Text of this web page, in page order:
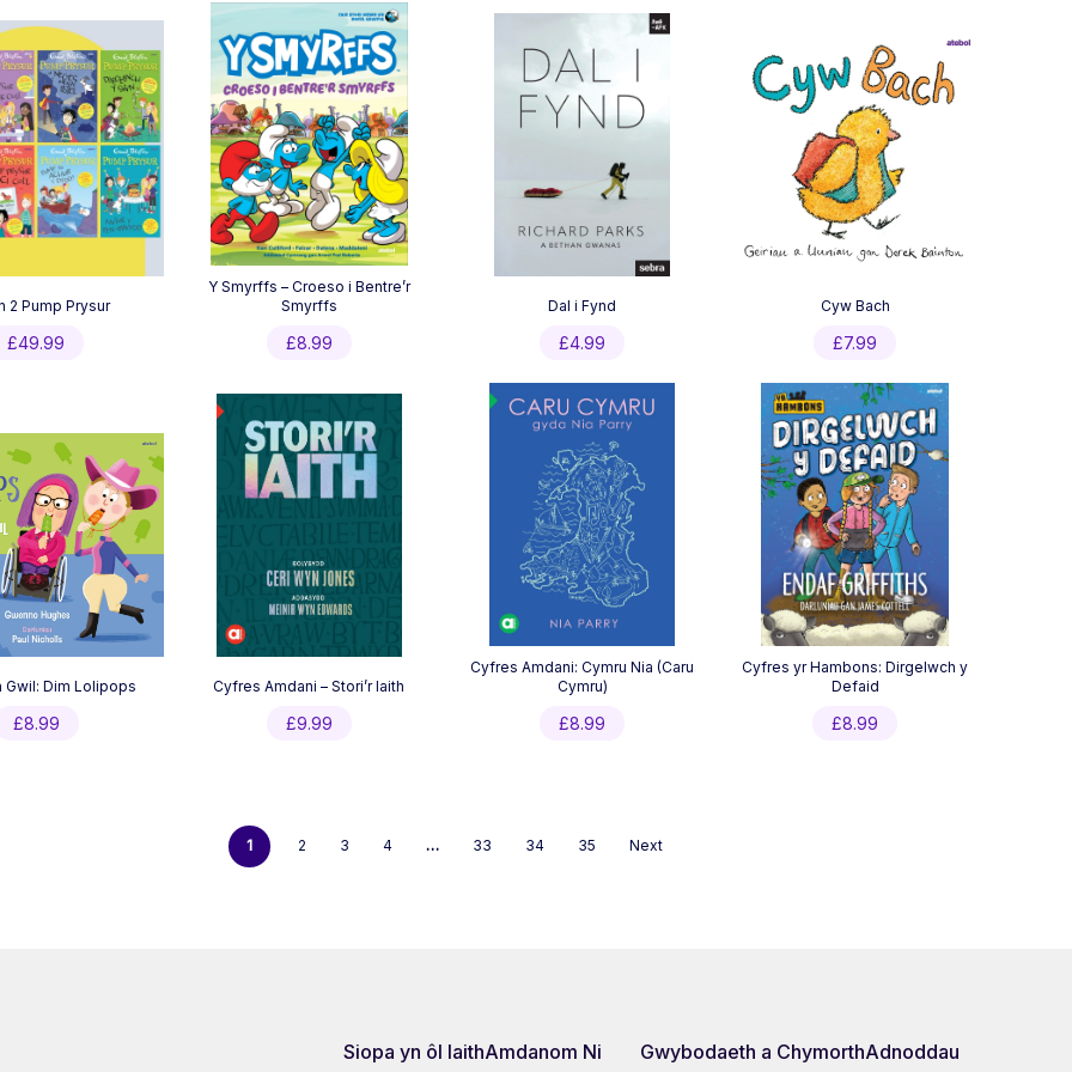
2 Pump Prysur
£49.99
Y Smyrffs – Croeso i Bentre’r
Smyrffs
£8.99
Dal i Fynd
£4.99
Cyw Bach
£7.99
Gwil: Dim Lolipops
£8.99
Cyfres Amdani – Stori’r Iaith
£9.99
Cyfres Amdani: Cymru Nia (Caru
Cymru)
£8.99
Cyfres yr Hambons: Dirgelwch y
Defaid
£8.99
1 2 3 4 … 33 34 35 Next
Siopa yn ôl IaithAmdanom Ni Gwybodaeth a ChymorthAdnoddau